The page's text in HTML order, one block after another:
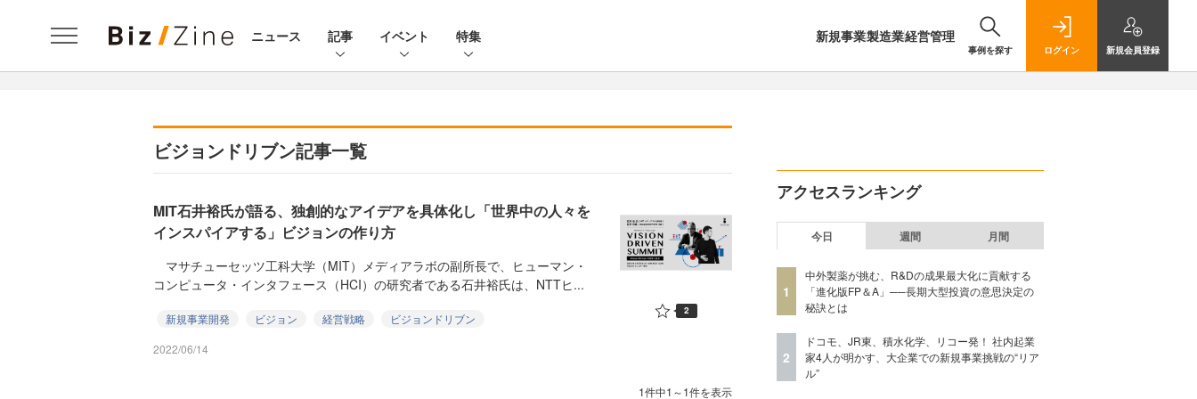
ニュース 記事 イベント 特集 新規事業製造業経営管理
事例を探す ログイン 新規会員登録
ビジョンドリブン記事一覧
MIT石井裕氏が語る、独創的なアイデアを具体化し「世界中の人々を
インスパイアする」ビジョンの作り方
マサチューセッツ工科大学（MIT）メディアラボの副所長で、ヒューマン・
コンピュータ・インタフェース（HCI）の研究者である石井裕氏は、NTTヒ...
新規事業開発 ビジョン 経営戦略
ビジョンドリブン
2022/06/14
2
1件中1～1件を表示
アクセスランキング
今日 週間 月間
1
中外製薬が挑む、R&Dの成果最大化に貢献する
「進化版FP＆A」──長期大型投資の意思決定の
秘訣とは
2
ドコモ、JR東、積水化学、リコー発！ 社内起業
家4人が明かす、大企業での新規事業挑戦の“リア
ル”